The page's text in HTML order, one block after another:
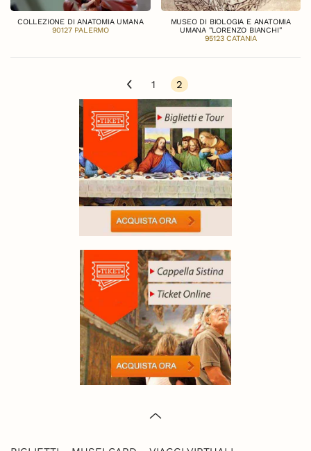
COLLEZIONE DI ANATOMIA UMANA
90127 PALERMO
MUSEO DI BIOLOGIA E ANATOMIA
UMANA "LORENZO BIANCHI"
95123 CATANIA
1 2